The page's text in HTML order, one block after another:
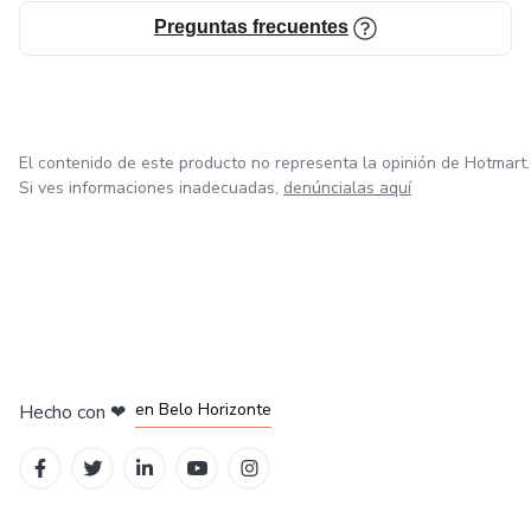
Preguntas frecuentes
El contenido de este producto no representa la opinión de Hotmart.
Si ves informaciones inadecuadas, denúncialas aquí
Hecho con ❤ en Belo Horizonte